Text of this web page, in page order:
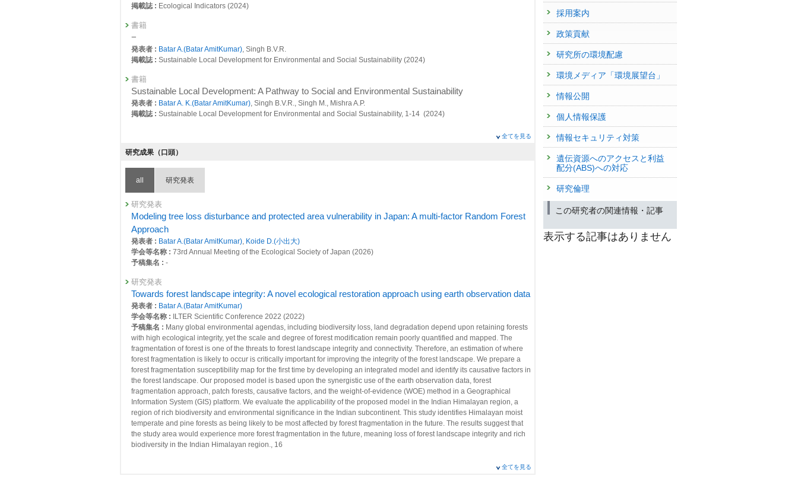
掲載誌 : Ecological Indicators (2024)
書籍
−
発表者 : Batar A.(Batar AmitKumar), Singh B.V.R.
掲載誌 : Sustainable Local Development for Environmental and Social Sustainability (2024)
書籍
Sustainable Local Development: A Pathway to Social and Environmental Sustainability
発表者 : Batar A. K.(Batar AmitKumar), Singh B.V.R., Singh M., Mishra A.P.
掲載誌 : Sustainable Local Development for Environmental and Social Sustainability, 1-14 (2024)
全てを見る
研究成果（口頭）
all 研究発表
研究発表
Modeling tree loss disturbance and protected area vulnerability in Japan: A multi-factor Random Forest
Approach
発表者 : Batar A.(Batar AmitKumar), Koide D.(小出大)
学会等名称 : 73rd Annual Meeting of the Ecological Society of Japan (2026)
予稿集名 : -
研究発表
Towards forest landscape integrity: A novel ecological restoration approach using earth observation data
発表者 : Batar A.(Batar AmitKumar)
学会等名称 :
ILTER Scientific Conference 2022 (2022)
予稿集名 : Many global environmental agendas, including biodiversity loss, land degradation depend upon retaining forests
with high ecological integrity, yet the scale and degree of forest modification remain poorly quantified and mapped. The
fragmentation of forest is one of the threats to forest landscape integrity and connectivity. Therefore, an estimation of where
forest fragmentation is likely to occur is critically important for improving the integrity of the forest landscape. We prepare a
forest fragmentation susceptibility map for the first time by developing an integrated model and identify its causative factors in
the forest landscape. Our proposed model is based upon the synergistic use of the earth observation data, forest
fragmentation approach, patch forests, causative factors, and the weight-of-evidence (WOE) method in a Geographical
Information System (GIS) platform. We evaluate the applicability of the proposed model in the Indian Himalayan region, a
region of rich biodiversity and environmental significance in the Indian subcontinent. This study identifies Himalayan moist
temperate and pine forests as being likely to be most affected by forest fragmentation in the future. The results suggest that
the study area would experience more forest fragmentation in the future, meaning loss of forest landscape integrity and rich
biodiversity in the Indian Himalayan region., 16
全てを見る
採用案内
政策貢献
研究所の環境配慮
環境メディア「環境展望台」
情報公開
個人情報保護
情報セキュリティ対策
遺伝資源へのアクセスと利益
配分(ABS)への対応
研究倫理
この研究者の関連情報・記事
表示する記事はありません